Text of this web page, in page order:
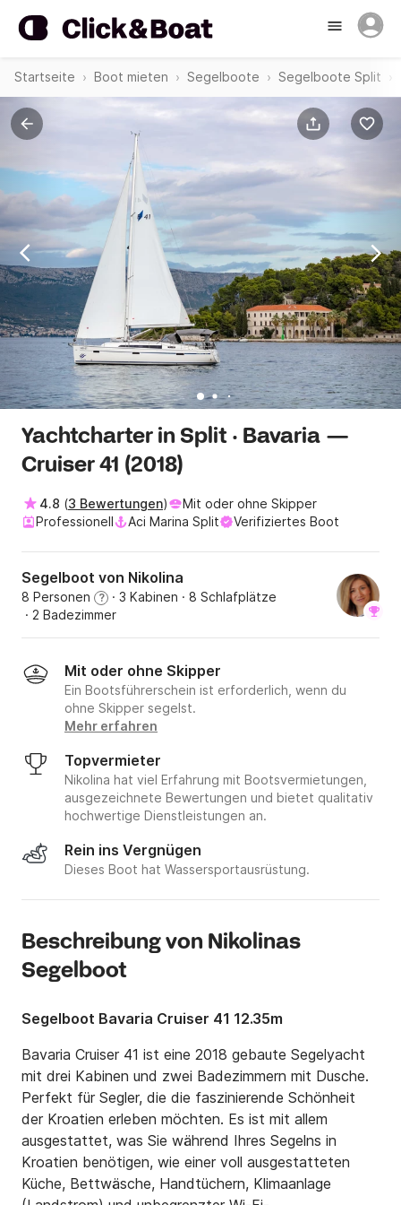
Startseite Boot mieten Segelboote Segelboote Split
Yachtcharter in Split · Bavaria —
Cruiser 41 (2018)
4.8 (3 Bewertungen)
Mit oder ohne Skipper
Professionell
Aci Marina Split Verifiziertes Boot
Segelboot von Nikolina
8 Personen ? · 3 Kabinen · 8 Schlafplätze
· 2 Badezimmer
Mit oder ohne Skipper
Ein Bootsführerschein ist erforderlich, wenn du
ohne Skipper segelst.
Mehr erfahren
Topvermieter
Nikolina hat viel Erfahrung mit Bootsvermietungen,
ausgezeichnete Bewertungen und bietet qualitativ
hochwertige Dienstleistungen an.
Rein ins Vergnügen
Dieses Boot hat Wassersportausrüstung.
Beschreibung von Nikolinas
Segelboot
Segelboot Bavaria Cruiser 41 12.35m
Bavaria Cruiser 41 ist eine 2018 gebaute Segelyacht
mit drei Kabinen und zwei Badezimmern mit Dusche.
Perfekt für Segler, die die faszinierende Schönheit
der Kroatien erleben möchten. Es ist mit allem
ausgestattet, was Sie während Ihres Segelns in
Kroatien benötigen, wie einer voll ausgestatteten
Küche, Bettwäsche, Handtüchern, Klimaanlage